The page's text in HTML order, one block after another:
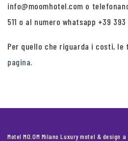
info@moomhotel.com o
511 o al numero whatsapp +39
Per quello che riguarda i costi,
pagina.
Motel MO.OM Milano Luxury motel & design